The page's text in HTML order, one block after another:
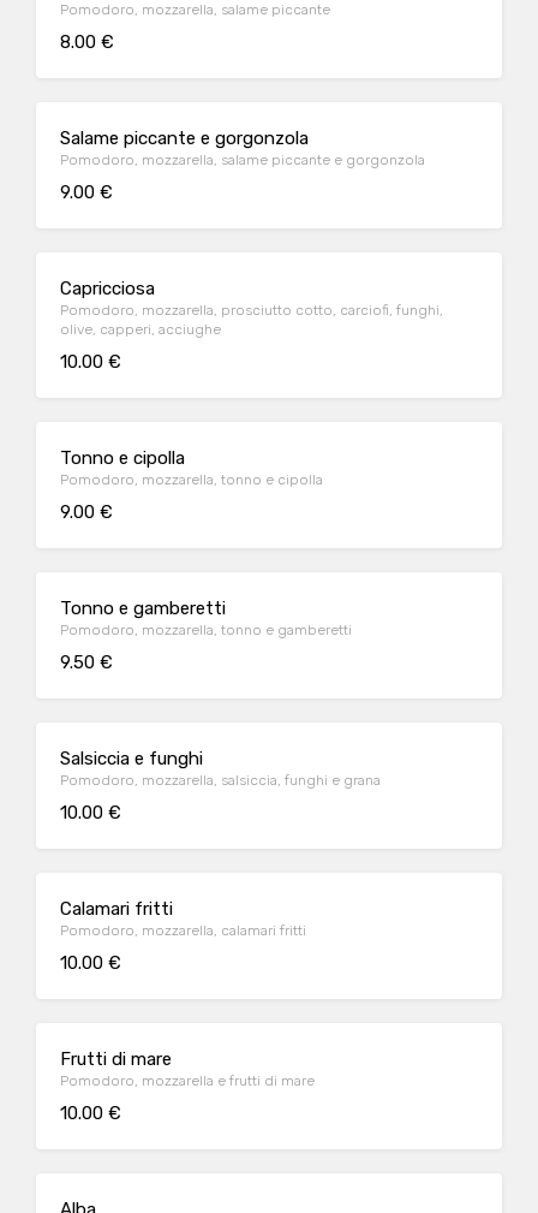
Pomodoro, mozzarella, salame piccante
8.00 €
Salame piccante e gorgonzola
Pomodoro, mozzarella, salame piccante e gorgonzola
9.00 €
Capricciosa
Pomodoro, mozzarella, prosciutto cotto, carciofi, funghi,
olive, capperi, acciughe
10.00 €
Tonno e cipolla
Pomodoro, mozzarella, tonno e cipolla
9.00 €
Tonno e gamberetti
Pomodoro, mozzarella, tonno e gamberetti
9.50 €
Salsiccia e funghi
Pomodoro, mozzarella, salsiccia, funghi e grana
10.00 €
Calamari fritti
Pomodoro, mozzarella, calamari fritti
10.00 €
Frutti di mare
Pomodoro, mozzarella e frutti di mare
10.00 €